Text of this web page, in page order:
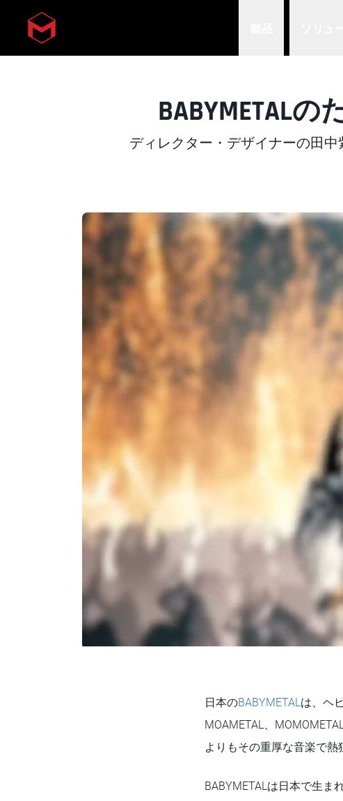
Skip to main content
BABYMETAL
ディレクター・デザイナーの田中
日本のBABYMETALは、ヘ
MOAMETAL、
よりもその重厚な音楽で熱
BABYMETALは日本で生